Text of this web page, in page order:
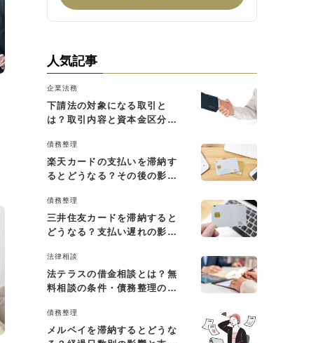
人気記事
企業法務
下請法の対象になる取引と
は？取引内容と資本金区分に
債務整理
楽天カードの支払いを滞納す
るとどうなる？その後の影響
債務整理
三井住友カードを滞納すると
どうなる？支払い遅れの影響
法律相談
法テラスの借金相談とは？無
料相談の条件・債務整理の費
債務整理
メルペイを滞納するとどうな